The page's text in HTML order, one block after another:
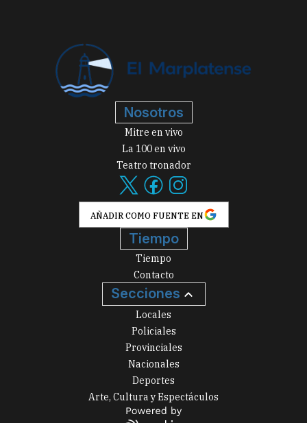
Nosotros
Mitre en vivo
La 100 en vivo
Teatro tronador
AÑADIR COMO FUENTE EN
Tiempo
Tiempo
Contacto
Secciones
Locales
Policiales
Provinciales
Nacionales
Deportes
Arte, Cultura y Espectáculos